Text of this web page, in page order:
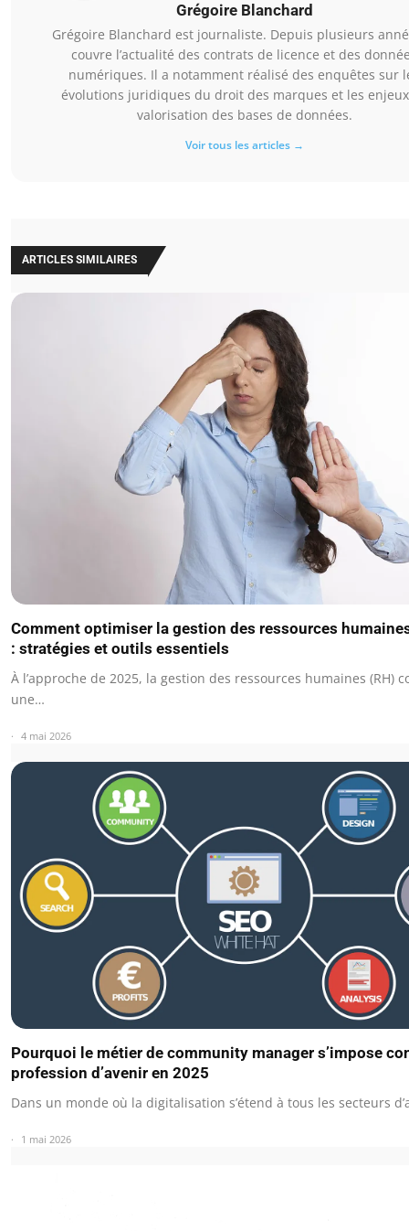
Grégoire Blanchard
Grégoire Blanchard est journaliste. Depuis plusieurs
couvre l’actualité des contrats de licence et des
numériques. Il a notamment réalisé des enquêtes sur
évolutions juridiques du droit des marques et les
valorisation des bases de données.
Voir tous les articles →
ARTICLES SIMILAIRES
Comment optimiser la gestion des ressources
: stratégies et outils essentiels
À l’approche de 2025, la gestion des ressources humaines (RH)
une…
4 mai 2026
Pourquoi le métier de community manager s’impose
profession d’avenir en 2025
Dans un monde où la digitalisation s’étend à tous les secteurs
1 mai 2026